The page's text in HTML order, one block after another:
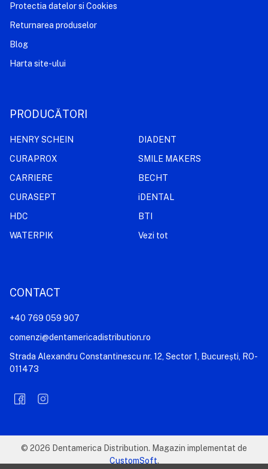
Protectia datelor si Cookies
Returnarea produselor
Blog
Harta site-ului
PRODUCĂTORI
HENRY SCHEIN
CURAPROX
CARRIERE
CURASEPT
HDC
WATERPIK
DIADENT
SMILE MAKERS
BECHT
iDENTAL
BTI
Vezi tot
CONTACT
+40 769 059 907
comenzi@dentamericadistribution.ro
Strada Alexandru Constantinescu nr. 12, Sector 1, București, RO-
011473
© 2026 Dentamerica Distribution. Magazin implementat de
CustomSoft.